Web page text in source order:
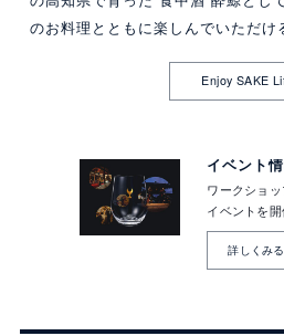
のお料理とともに楽しんでいただけ
Enjoy SAKE
イベント
ワークショ
イベントを開
詳しくみる